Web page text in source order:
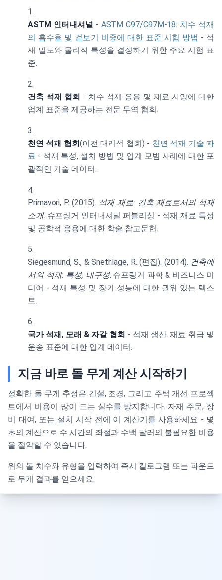
ASTM 인터내셔널 - ASTM C97/C97M-18: 치수 석재
의 흡수율 및 겉보기 비중에 대한 표준 시험 방법 - 석
재 밀도와 물리적 특성을 결정하기 위한 주요 시험 표
준.
건축 석재 협회 - 치수 석재 응용 및 재료 사양에 대한
업계 표준을 제공하는 전문 무역 협회.
천연 석재 협회 (이전 대리석 협회) - 천연 석재 기술 자
료 - 석재 특성, 설치 방법 및 업계 모범 사례에 대한 포
괄적인 기술 데이터.
Primavori, P. (2015). 석재 재료: 건축 재료로서의 석재
소개. 슈프링거 인터내셔널 퍼블리싱 - 석재 재료 특성
및 공학적 응용에 대한 학술 참고문헌.
Siegesmund, S., & Snethlage, R. (편집). (2014). 건축에
서의 석재: 특성, 내구성. 슈프링거 과학 & 비즈니스 미
디어 - 석재 특성 및 장기 성능에 대한 권위 있는 텍스
트.
국가 석재, 모래 & 자갈 협회 - 석재 생산, 재료 취급 및
운송 표준에 대한 업계 데이터.
지금 바로 돌 무게 계산 시작하기
정확한 돌 무게 추정은 건설, 조경, 그리고 주택 개선 프로젝
트에서 비용이 많이 드는 실수를 방지합니다. 자재 주문, 장
비 대여, 또는 설치 시작 전에 이 계산기를 사용하세요 - 몇
초의 계산으로 수 시간의 좌절과 수백 달러의 불필요한 비용
을 절약할 수 있습니다.
위의 돌 치수와 유형을 입력하여 즉시 킬로그램 또는 파운드
로 무게 결과를 얻으세요.